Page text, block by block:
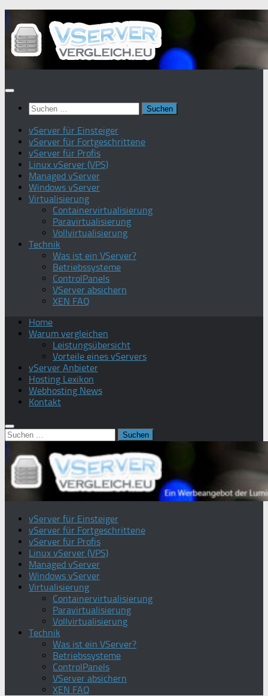
Inhalt
springen
Suchen
nach:
vServer für Einsteiger
vServer für Fortgeschrittene
vServer für Profis
Linux vServer (VPS)
Managed vServer
Windows vServer
Virtualisierung
Containervirtualisierung
Paravirtualisierung
Vollvirtualisierung
Technik
Was ist ein VServer?
Betriebssysteme
ControlPanels
VServer absichern
XEN FAQ
Home
Warum vergleichen
Leistungsübersicht
Vorteile eines vServers
vServer Anbieter
Hosting Lexikon
Webhosting News
Kontakt
Suchen
nach:
vServer für Einsteiger
vServer für Fortgeschrittene
vServer für Profis
Linux vServer (VPS)
Managed vServer
Windows vServer
Virtualisierung
Containervirtualisierung
Paravirtualisierung
Vollvirtualisierung
Technik
Was ist ein VServer?
Betriebssysteme
ControlPanels
VServer absichern
XEN FAQ